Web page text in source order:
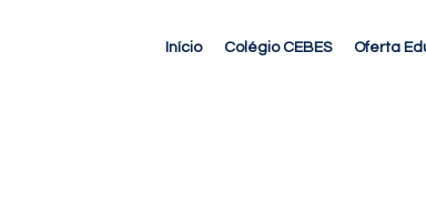
Início Colégio CEBES Oferta